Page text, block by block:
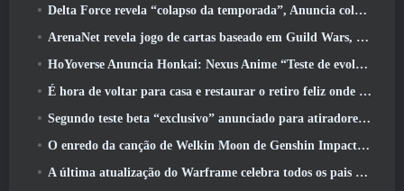
Delta Force revela “colapso da temporada”, Anuncia colaboração Rainbow Six Siege
ArenaNet revela jogo de cartas baseado em Guild Wars, Enevoado
HoYoverse Anuncia Honkai: Nexus Anime “Teste de evolução”
É hora de voltar para casa e restaurar o retiro feliz onde os ventos se encontram
Segundo teste beta “exclusivo” anunciado para atiradores de sobrevivência em equipe
O enredo da canção de Welkin Moon de Genshin Impact chega ao fim.. Na lua
A última atualização do Warframe celebra todos os pais do espaço